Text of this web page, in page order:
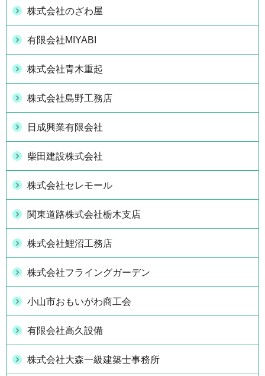
株式会社のざわ屋
有限会社MIYABI
株式会社青木重起
株式会社島野工務店
日成興業有限会社
柴田建設株式会社
株式会社セレモール
関東道路株式会社栃木支店
株式会社鯉沼工務店
株式会社フライングガーデン
小山市おもいがわ商工会
有限会社高久設備
株式会社大森一級建築士事務所